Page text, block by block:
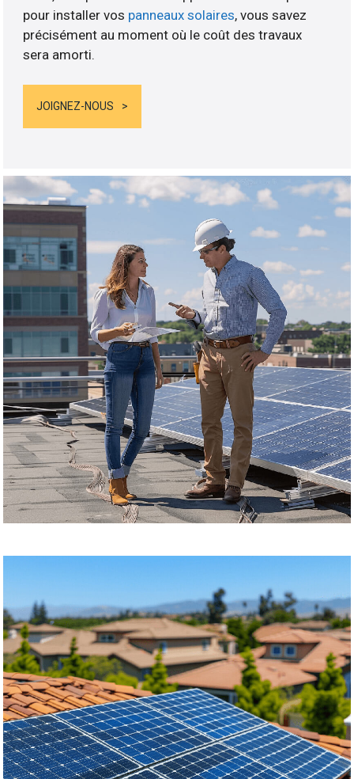
pour installer vos panneaux solaires, vous savez
précisément au moment où le coût des travaux
sera amorti.
JOIGNEZ-NOUS